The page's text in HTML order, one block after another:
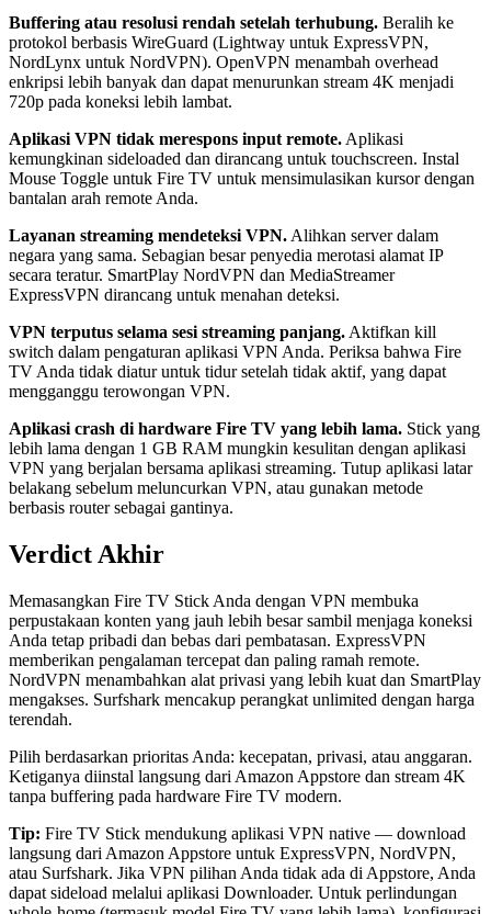
Buffering atau resolusi rendah setelah terhubung. Beralih ke
protokol berbasis WireGuard (Lightway untuk ExpressVPN,
NordLynx untuk NordVPN). OpenVPN menambah overhead
enkripsi lebih banyak dan dapat menurunkan stream 4K menjadi
720p pada koneksi lebih lambat.
Aplikasi VPN tidak merespons input remote. Aplikasi
kemungkinan sideloaded dan dirancang untuk touchscreen. Instal
Mouse Toggle untuk Fire TV untuk mensimulasikan kursor dengan
bantalan arah remote Anda.
Layanan streaming mendeteksi VPN. Alihkan server dalam
negara yang sama. Sebagian besar penyedia merotasi alamat IP
secara teratur. SmartPlay NordVPN dan MediaStreamer
ExpressVPN dirancang untuk menahan deteksi.
VPN terputus selama sesi streaming panjang. Aktifkan kill
switch dalam pengaturan aplikasi VPN Anda. Periksa bahwa Fire
TV Anda tidak diatur untuk tidur setelah tidak aktif, yang dapat
mengganggu terowongan VPN.
Aplikasi crash di hardware Fire TV yang lebih lama. Stick yang
lebih lama dengan 1 GB RAM mungkin kesulitan dengan aplikasi
VPN yang berjalan bersama aplikasi streaming. Tutup aplikasi latar
belakang sebelum meluncurkan VPN, atau gunakan metode
berbasis router sebagai gantinya.
Verdict Akhir
Memasangkan Fire TV Stick Anda dengan VPN membuka
perpustakaan konten yang jauh lebih besar sambil menjaga koneksi
Anda tetap pribadi dan bebas dari pembatasan. ExpressVPN
memberikan pengalaman tercepat dan paling ramah remote.
NordVPN menambahkan alat privasi yang lebih kuat dan SmartPlay
mengakses. Surfshark mencakup perangkat unlimited dengan harga
terendah.
Pilih berdasarkan prioritas Anda: kecepatan, privasi, atau anggaran.
Ketiganya diinstal langsung dari Amazon Appstore dan stream 4K
tanpa buffering pada hardware Fire TV modern.
Tip: Fire TV Stick mendukung aplikasi VPN native — download
langsung dari Amazon Appstore untuk ExpressVPN, NordVPN,
atau Surfshark. Jika VPN pilihan Anda tidak ada di Appstore, Anda
dapat sideload melalui aplikasi Downloader. Untuk perlindungan